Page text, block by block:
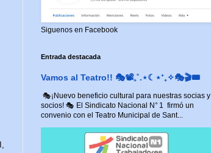
Siguenos en Facebook
Entrada destacada
Vamos al Teatro!! 🎭📽️₊˚.⋆☾⋆⁺₊✧🎭🎬🎟️
🎭¡Nuevo beneficio cultural para nuestras socias y
socios! 🎭 El Sindicato Nacional N° 1 firmó un
convenio con el Teatro Municipal de Sant...